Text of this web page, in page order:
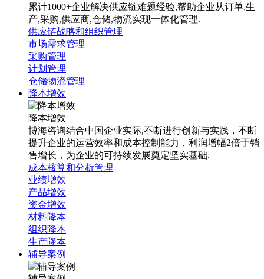
累计1000+企业解决供应链难题经验,帮助企业从订单,生
产,采购,供应商,仓储,物流实现一体化管理.
供应链战略和组织管理
市场需求管理
采购管理
计划管理
仓储物流管理
降本增效
降本增效
博海咨询结合中国企业实际,不断进行创新与实践，不断
提升企业的运营效率和成本控制能力，利润增幅2倍于销
售增长，为企业的可持续发展奠定坚实基础.
成本核算和分析管理
业绩增效
产品增效
资金增效
材料降本
组织降本
生产降本
辅导案例